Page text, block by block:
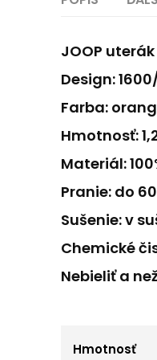
JOOP
Design:
Farba:
Hmotnosť:
Materiál:
Pranie: do
Sušenie: v
Chemické
Nebieliť a
Hmotnosť